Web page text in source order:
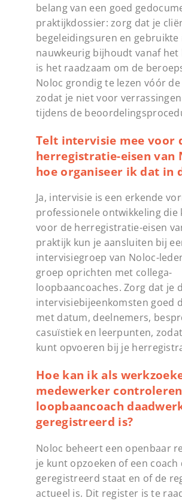
belang van een goed
praktijkdossier: zorg dat je
begeleidingsuren en
nauwkeurig bijhoudt vanaf het
is het raadzaam om de
Noloc grondig te lezen vóór de
zodat je niet voor
tijdens de
Telt intervisie mee voor
herregistratie-eisen van
hoe organiseer ik dat in
Ja, intervisie is een erkende
professionele ontwikkeling die
voor de herregistratie-eisen
praktijk kun je aansluiten bij
intervisiegroep van Noloc-
groep oprichten met collega-
loopbaancoaches. Zorg dat je
intervisiebijeenkomsten goed
met datum, deelnemers,
casuïstiek en leerpunten,
kunt opvoeren bij je
Hoe kan ik als
medewerker
loopbaancoach
geregistreerd is?
Noloc beheert een openbaar
je kunt opzoeken of een
geregistreerd staat en of de
actueel is. Dit register is te